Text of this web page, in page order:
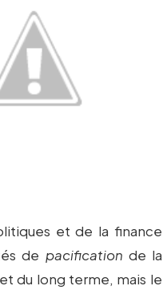
et de la finance
de pacification de la
du long terme, mais le